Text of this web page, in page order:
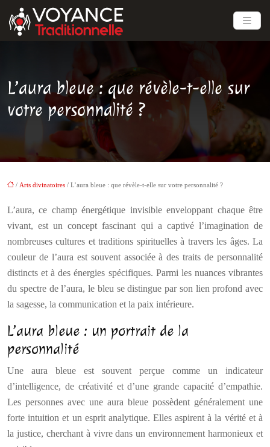
L’aura bleue : que révèle-t-elle sur
votre personnalité ?
/ Arts divinatoires / L’aura bleue : que révèle-t-elle sur votre personnalité ?
L’aura, ce champ énergétique invisible enveloppant chaque être
vivant, est un concept fascinant qui a captivé l’imagination de
nombreuses cultures et traditions spirituelles à travers les âges. La
couleur de l’aura est souvent associée à des traits de personnalité
distincts et à des énergies spécifiques. Parmi les nuances vibrantes
du spectre de l’aura, le bleu se distingue par son lien profond avec
la sagesse, la communication et la paix intérieure.
L’aura bleue : un portrait de la
personnalité
Une aura bleue est souvent perçue comme un indicateur
d’intelligence, de créativité et d’une grande capacité d’empathie.
Les personnes avec une aura bleue possèdent généralement une
forte intuition et un esprit analytique. Elles aspirent à la vérité et à
la justice, cherchant à vivre dans un environnement harmonieux et